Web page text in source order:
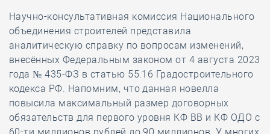
Научно-консультативная комиссия Национального
объединения строителей представила
аналитическую справку по вопросам изменений,
внесённых Федеральным законом от 4 августа 2023
года № 435-ФЗ в статью 55.16 Градостроительного
кодекса РФ. Напомним, что данная новелла
повысила максимальный размер договорных
обязательств для первого уровня КФ ВВ и КФ ОДО с